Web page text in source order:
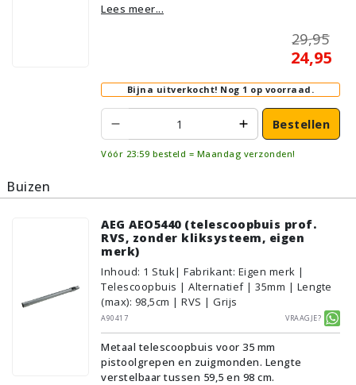
Lees meer...
29,95
24,95
Bijna uitverkocht! Nog 1 op voorraad.
Bestellen
Vóór 23:59 besteld = Maandag verzonden!
Buizen
AEG AEO5440 (telescoopbuis prof.
RVS, zonder kliksysteem, eigen
merk)
Inhoud: 1 Stuk| Fabrikant: Eigen merk |
Telescoopbuis | Alternatief | 35mm | Lengte
(max): 98,5cm | RVS | Grijs
A90417
Vraagje?
Metaal telescoopbuis voor 35 mm
pistoolgrepen en zuigmonden. Lengte
verstelbaar tussen 59,5 en 98 cm.